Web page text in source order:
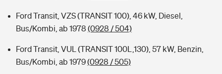
Ford Transit, VZS (TRANSIT 100), 46 kW, Diesel,
Bus/Kombi, ab 1978 (0928 / 504)
Ford Transit, VUL (TRANSIT 100L,130), 57 kW, Benzin,
Bus/Kombi, ab 1979(0928 / 505)